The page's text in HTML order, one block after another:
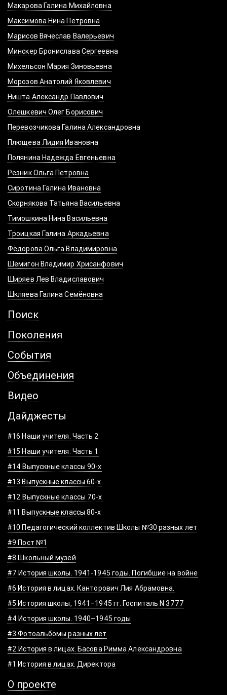
Макарова Галина Михайловна
Максимова Нина Петровна
Марисов Вячеслав Валерьевич
Минскер Бронислава Сергеевна
Михельсон Мария Зиновьевна
Морозов Анатолий Яковлевич
Ништа Александр Павлович
Олешкевич Олег Борисович
Перевозчикова Галина Александровна
Плющева Лидия Ивановна
Полянина Надежда Евгеньевна
Резник Ольга Петровна
Сиротина Галина Ивановна
Скорнякова Татьяна Васильевна
Тимошкина Нина Васильевна
Троицкая Галина Аркадьевна
Фёдорова Ольга Владимировна
Шемигон Владимир Хрисанфович
Ширяев Лев Владиславович
Шкляева Галина Семёновна
Поиск
Поколения
События
Объединения
Видео
Дайджесты
#16 Наши учителя. Часть 2
#15 Наши учителя. Часть 1
#14 Выпускные классы 90-х
#13 Выпускные классы 60-х
#12 Выпускные классы 70-х
#11 Выпускные классы 80-х
#10 Педагогический коллектив Школы №30 разных лет
#9 Пост №1
#8 Школьный музей
#7 История школы. 1941-1945 годы. Погибшие на войне
#6 История в лицах. Канторович Лия Абрамовна.
#5 История школы, 1941–1945 гг. Госпиталь N 3777
#4 История школы. 1940–1945 годы
#3 Фотоальбомы разных лет
#2 История в лицах. Басова Римма Александровна
#1 История в лицах. Директора
О проекте